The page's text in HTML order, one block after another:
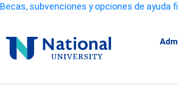
Skip
Becas, subvenciones y opciones de ayuda
National
University